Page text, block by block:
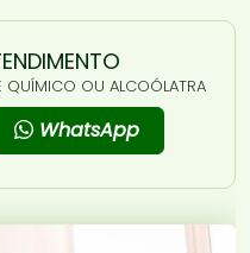
QUÍMICO OU ALCOÓLATRA
WhatsApp